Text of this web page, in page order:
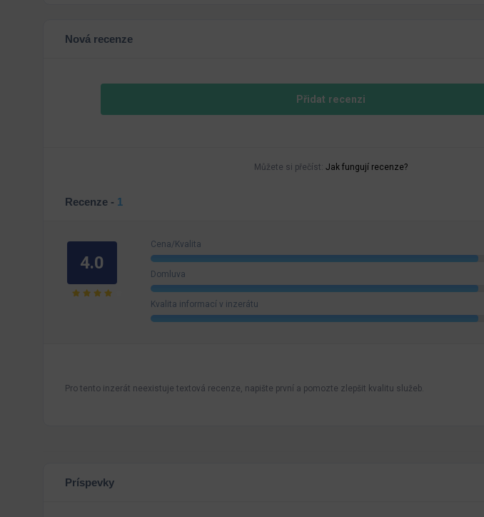
Nová recenze
Přidat recenzi
Můžete si přečíst: Jak fungují recenze?
Recenze - 1
4.0
Cena/Kvalita
Domluva
Kvalita informací v inzerátu
Pro tento inzerát neexistuje textová recenze, napište první a pomozte zlepšit kvalitu služeb.
Príspevky